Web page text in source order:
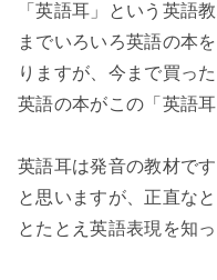
「英語耳」という英語
までいろいろ英語の本
りますが、今まで買っ
英語の本がこの「英語耳
英語耳は発音の教材で
と思いますが、正直な
とたとえ英語表現を知